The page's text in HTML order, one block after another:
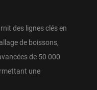
des lignes clés en
de boissons,
de 50 000
une